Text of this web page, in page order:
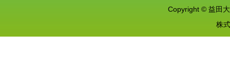
Copyright © 益田
株